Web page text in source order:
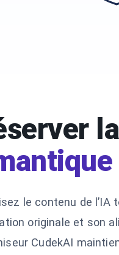
la
le contenu de l’IA
originale et son
CudekAI